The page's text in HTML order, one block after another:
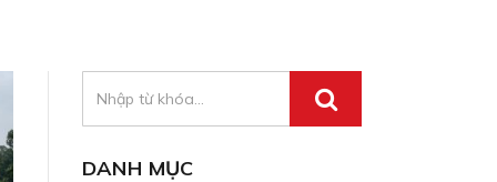
DANH MỤC